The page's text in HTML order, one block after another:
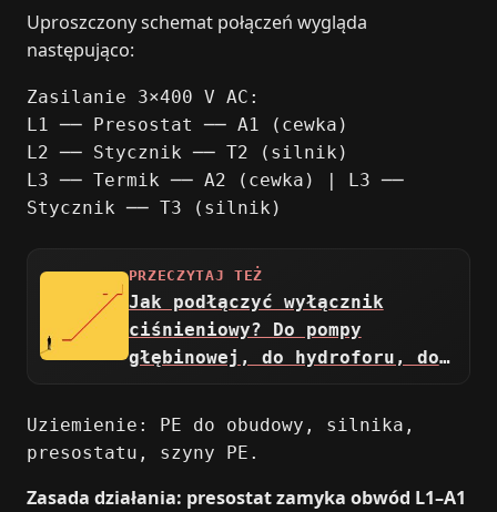
Uproszczony schemat połączeń wygląda
następująco:
Zasilanie 3×400 V AC:
L1 ── Presostat ── A1 (cewka)
L2 ── Stycznik ── T2 (silnik)
L3 ── Termik ── A2 (cewka) | L3 ──
Stycznik ── T3 (silnik)
PRZECZYTAJ TEŻ
Jak podłączyć wyłącznik
ciśnieniowy? Do pompy
głębinowej, do hydroforu, do
Uziemienie: PE do obudowy, silnika,
presostatu, szyny PE.
Zasada działania: presostat zamyka obwód L1–A1